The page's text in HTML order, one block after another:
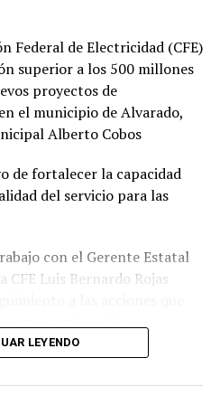
de formas múltiples,
de violencia de género”.
ejecutiva de ONU Mujeres,
del informe Asesinatos
de género
de cada cifra, de cada
niña, de una adolescente
de género, por razones
de ser mujer.
atrocidades
Federal de Electricidad (CFE)
superior a los 500 millones
proyectos de
el municipio de Alvarado,
Alberto Cobos
de fortalecer la capacidad
del servicio para las
con el Gerente Estatal
CFE Luis Bernardo Rojas
zona centro de la
y fortalecimiento de la
LEYENDO